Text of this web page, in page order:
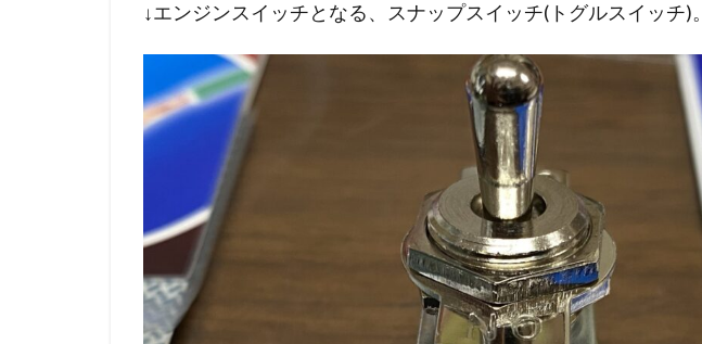
↓エンジンスイッチとなる、スナップスイッチ(トグルスイッチ)。